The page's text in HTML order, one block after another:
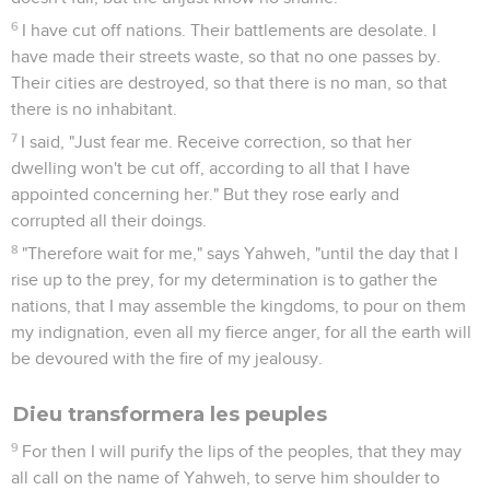
6 I have cut off nations. Their battlements are desolate. I
have made their streets waste, so that no one passes by.
Their cities are destroyed, so that there is no man, so that
there is no inhabitant.
7 I said, "Just fear me. Receive correction, so that her
dwelling won't be cut off, according to all that I have
appointed concerning her." But they rose early and
corrupted all their doings.
8 "Therefore wait for me," says Yahweh, "until the day that I
rise up to the prey, for my determination is to gather the
nations, that I may assemble the kingdoms, to pour on them
my indignation, even all my fierce anger, for all the earth will
be devoured with the fire of my jealousy.
Dieu transformera les peuples
9 For then I will purify the lips of the peoples, that they may
all call on the name of Yahweh, to serve him shoulder to